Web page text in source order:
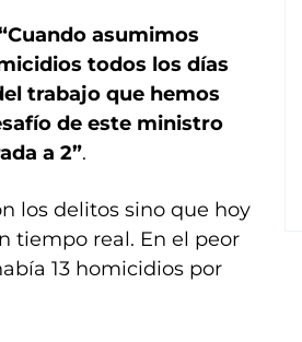
asumimos
todos los días
trabajo que hemos
de este ministro
a 2”.
los delitos sino que hoy
tiempo real. En el peor
13 homicidios por